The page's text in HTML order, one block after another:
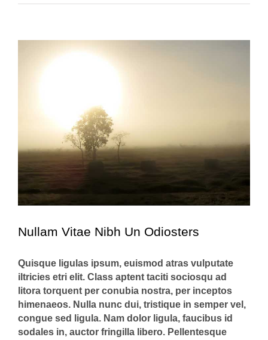
Nullam Vitae Nibh Un Odiosters
Quisque ligulas ipsum, euismod atras vulputate
iltricies etri elit. Class aptent taciti sociosqu ad
litora torquent per conubia nostra, per inceptos
himenaeos. Nulla nunc dui, tristique in semper vel,
congue sed ligula. Nam dolor ligula, faucibus id
sodales in, auctor fringilla libero. Pellentesque